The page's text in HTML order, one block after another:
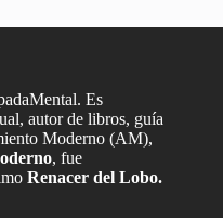
Es
autor de libros, guía
Moderno (AM),
, fue
Renacer del Lobo.